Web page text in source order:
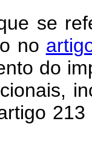
se
no
do